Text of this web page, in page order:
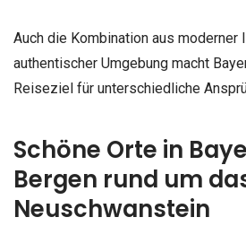
Auch die Kombination aus moderner
authentischer Umgebung macht
Reiseziel für unterschiedliche
Schöne Orte in
Bergen rund um
Neuschwanstein